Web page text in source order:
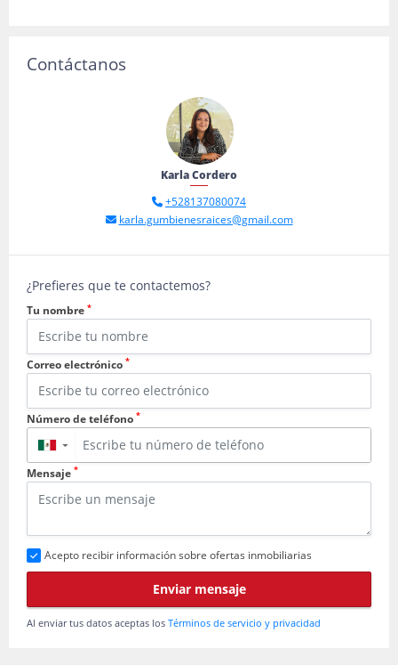
Contáctanos
Karla Cordero
+528137080074
karla.gumbienesraices@gmail.com
¿Prefieres que te contactemos?
Tu nombre *
Correo electrónico *
Número de teléfono *
▼
Mensaje *
Acepto recibir información sobre ofertas inmobiliarias
Enviar mensaje
Al enviar tus datos aceptas los Términos de servicio y privacidad